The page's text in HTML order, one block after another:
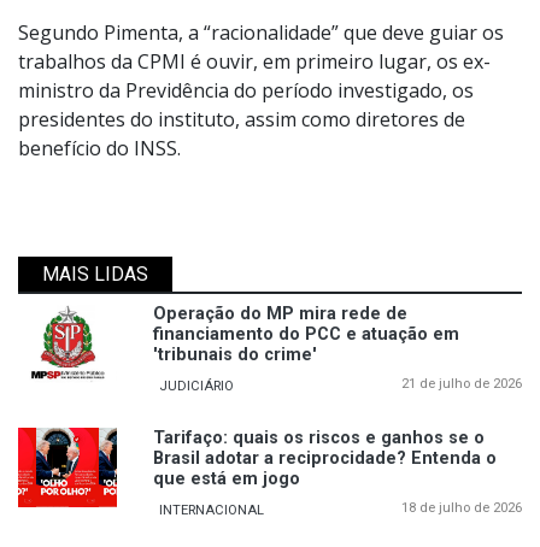
Segundo Pimenta, a “racionalidade” que deve guiar os
trabalhos da CPMI é ouvir, em primeiro lugar, os ex-
ministro da Previdência do período investigado, os
presidentes do instituto, assim como diretores de
benefício do INSS.
MAIS LIDAS
Operação do MP mira rede de
financiamento do PCC e atuação em
'tribunais do crime'
JUDICIÁRIO 21 de julho de 2026
Tarifaço: quais os riscos e ganhos se o
Brasil adotar a reciprocidade? Entenda o
que está em jogo
INTERNACIONAL 18 de julho de 2026